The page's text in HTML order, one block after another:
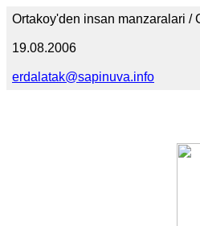
Ortakoy'den insan manzaralari /
19.08.2006
erdalatak@sapinuva.info